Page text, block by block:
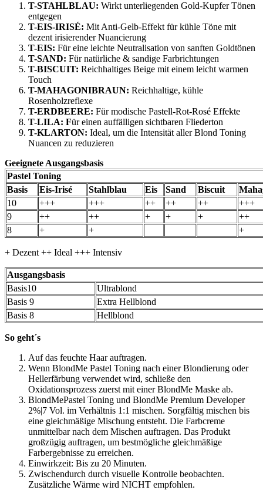
T-STAHLBLAU: Wirkt unterliegenden Gold-Kupfer Tönen
entgegen
T-EIS-IRISÉ: Mit Anti-Gelb-Effekt für kühle Töne mit
dezent irisierender Nuancierung
T-EIS: Für eine leichte Neutralisation von sanften Goldtönen
T-SAND: Für natürliche & sandige Farbrichtungen
T-BISCUIT: Reichhaltiges Beige mit einem leicht warmen
Touch
T-MAHAGONIBRAUN: Reichhaltige, kühle
Rosenholzreflexe
T-ERDBEERE: Für modische Pastell-Rot-Rosé Effekte
T-LILA: Für einen auffälligen sichtbaren Fliederton
T-KLARTON: Ideal, um die Intensität aller Blond Toning
Nuancen zu reduzieren
Geeignete Ausgangsbasis
Pastel Toning
Basis
Eis-Irisé Stahlblau Eis Sand Biscuit
10
+++ +++ ++ ++ ++
+++
9
++ ++ + + +
++
8
+ + +
+ Dezent ++ Ideal +++ Intensiv
Ausgangsbasis
Basis10
Ultrablond
Basis 9
Extra Hellblond
Basis 8
Hellblond
So geht´s
Auf das feuchte Haar auftragen.
Wenn BlondMe Pastel Toning nach einer Blondierung oder
Hellerfärbung verwendet wird, schließe den
Oxidationsprozess zuerst mit einer BlondMe Maske ab.
BlondMePastel Toning und BlondMe Premium Developer
2%|7 Vol. im Verhältnis 1:1 mischen. Sorgfältig mischen bis
eine gleichmäßige Mischung entsteht. Die Farbcreme
unmittelbar nach dem Mischen auftragen. Das Produkt
großzügig auftragen, um bestmögliche gleichmäßige
Farbergebnisse zu erreichen.
Einwirkzeit: Bis zu 20 Minuten.
Zwischendurch durch visuelle Kontrolle beobachten.
Zusätzliche Wärme wird NICHT empfohlen.